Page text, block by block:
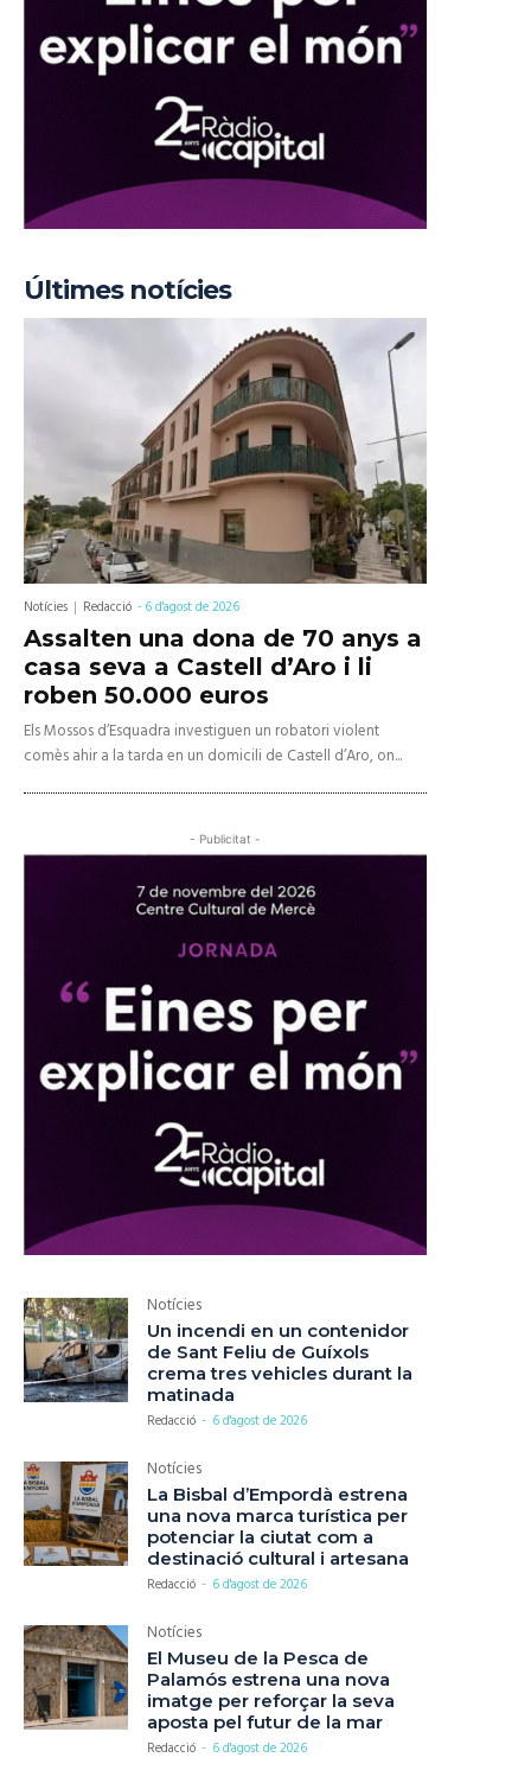
Últimes notícies
Notícies Redacció -6 d'agost de 2026
Assalten una dona de 70 anys a
casa seva a Castell d’Aro i li
roben 50.000 euros
Els Mossos d’Esquadra investiguen un robatori violent
comès ahir a la tarda en un domicili de Castell d’Aro, on...
- Publicitat -
Notícies
Un incendi en un contenidor
de Sant Feliu de Guíxols
crema tres vehicles durant la
matinada
Redacció - 6 d'agost de 2026
Notícies
La Bisbal d’Empordà estrena
una nova marca turística per
potenciar la ciutat com a
destinació cultural i artesana
Redacció - 6 d'agost de 2026
Notícies
El Museu de la Pesca de
Palamós estrena una nova
imatge per reforçar la seva
aposta pel futur de la mar
Redacció - 6 d'agost de 2026